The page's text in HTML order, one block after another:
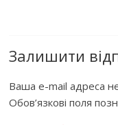
Залишити
Ваша e-mail адреса
Обов’язкові поля